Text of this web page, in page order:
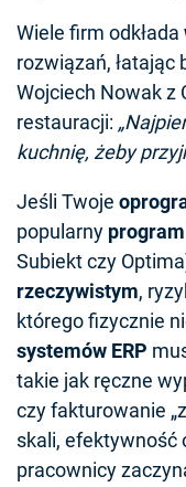
Wiele firm odkłada
rozwiązań, łatając
Wojciech Nowak z
restauracji:
kuchnię, żeby
Jeśli Twoje
popularny
Subiekt czy
rzeczywistym,
którego fizycznie
systemów ERP
takie jak ręczne
czy fakturowanie
skali, efektywność
pracownicy